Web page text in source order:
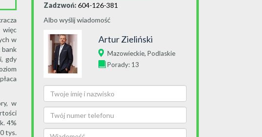
więc
w
bank
gdy
w
4%
tys.
Zadzwoń:604-126-381
Albo wyślij wiadomość
Artur Zieliński
Mazowieckie,Podlaskie
Porady: 13